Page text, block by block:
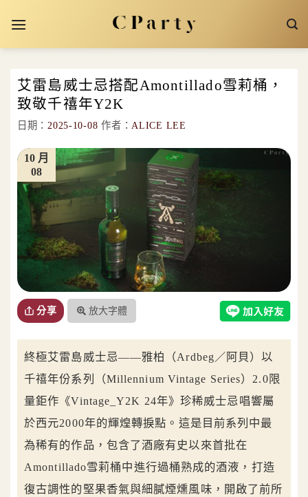
艾雷島威士忌搭配Amontillado雪莉桶，
致敬千禧年Y2K
日期：2025-10-08 作者：ALICE LEE
08
10 月
分享 放大字體
終極艾雷島威士忌——雅柏（Ardbeg／阿貝）以
千禧年份系列（Millennium Vintage Series）2.0限
量鉅作《Vintage_Y2K 24年》珍稀威士忌唱響屬
於西元2000年的輝煌轉捩點。這是目前系列中最
為稀有的作品，包含了酒廠有史以來首批在
Amontillado雪莉桶中進行過桶熟成的酒液，打造
復古調性的堅果香氣與細膩煙燻風味，開啟了前所